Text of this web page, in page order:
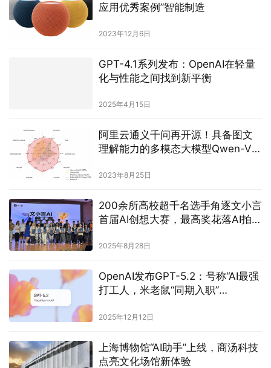
应用优秀案例”智能制造
2023年12月6日
​GPT-4.1系列发布：OpenAI在轻量
化与性能之间找到新平衡​
2025年4月15日
阿里云通义千问再开源！具备图文
理解能力的多模态大模型Qwen-VL
2023年8月25日
200余所高校超千名选手角逐文小言
首届AI创想大赛，最高奖花落AI拍照
2025年8月28日
OpenAI发布GPT-5.2：号称“AI最强
打工人，米老鼠“同期入职”
2025年12月12日
上海博物馆“AI助手”上线，商汤科技
点亮文化场馆新体验